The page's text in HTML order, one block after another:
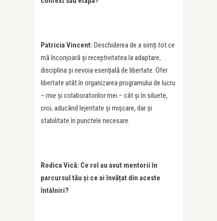
Patricia Vincent: Deschiderea de a simți tot ce
mă înconjoară și receptivitatea la adaptare,
disciplina și nevoia esențială de libertate. Ofer
libertate atât în organizarea programului de lucru
– mie și colaboratorilor mei – cât și în siluete,
croi, aducând lejeritate și mișcare, dar și
stabilitate în punctele necesare.
Rodica Vică: Ce rol au avut mentorii în
parcursul tău și ce ai învățat din aceste
întâlniri?